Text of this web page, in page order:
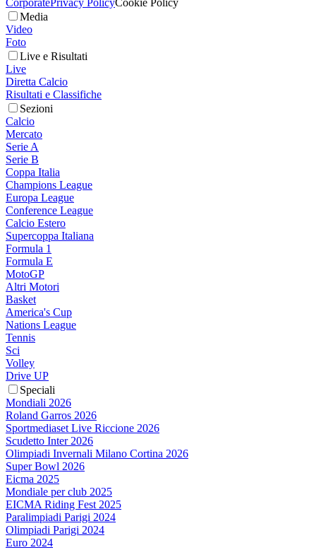
CorporatePrivacy PolicyCookie Policy
Media
Video
Foto
Live e Risultati
Live
Diretta Calcio
Risultati e Classifiche
Sezioni
Calcio
Mercato
Serie A
Serie B
Coppa Italia
Champions League
Europa League
Conference League
Calcio Estero
Supercoppa Italiana
Formula 1
Formula E
MotoGP
Altri Motori
Basket
America's Cup
Nations League
Tennis
Sci
Volley
Drive UP
Speciali
Mondiali 2026
Roland Garros 2026
Sportmediaset Live Riccione 2026
Scudetto Inter 2026
Olimpiadi Invernali Milano Cortina 2026
Super Bowl 2026
Eicma 2025
Mondiale per club 2025
EICMA Riding Fest 2025
Paralimpiadi Parigi 2024
Olimpiadi Parigi 2024
Euro 2024